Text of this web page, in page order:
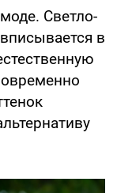
Светло-
в